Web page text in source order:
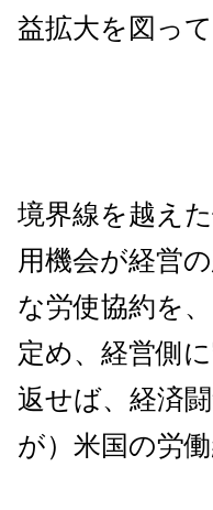
益拡大を図って
境界線を越え
用機会が経営
な労使協約を
定め、経営側
返せば、経済
が）米国の労